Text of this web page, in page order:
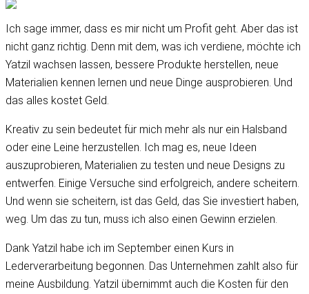
Ich sage immer, dass es mir nicht um Profit geht. Aber das ist
nicht ganz richtig. Denn mit dem, was ich verdiene, möchte ich
Yatzil wachsen lassen, bessere Produkte herstellen, neue
Materialien kennen lernen und neue Dinge ausprobieren. Und
das alles kostet Geld.
Kreativ zu sein bedeutet für mich mehr als nur ein Halsband
oder eine Leine herzustellen. Ich mag es, neue Ideen
auszuprobieren, Materialien zu testen und neue Designs zu
entwerfen. Einige Versuche sind erfolgreich, andere scheitern.
Und wenn sie scheitern, ist das Geld, das Sie investiert haben,
weg. Um das zu tun, muss ich also einen Gewinn erzielen.
Dank Yatzil habe ich im September einen Kurs in
Lederverarbeitung begonnen. Das Unternehmen zahlt also für
meine Ausbildung. Yatzil übernimmt auch die Kosten für den